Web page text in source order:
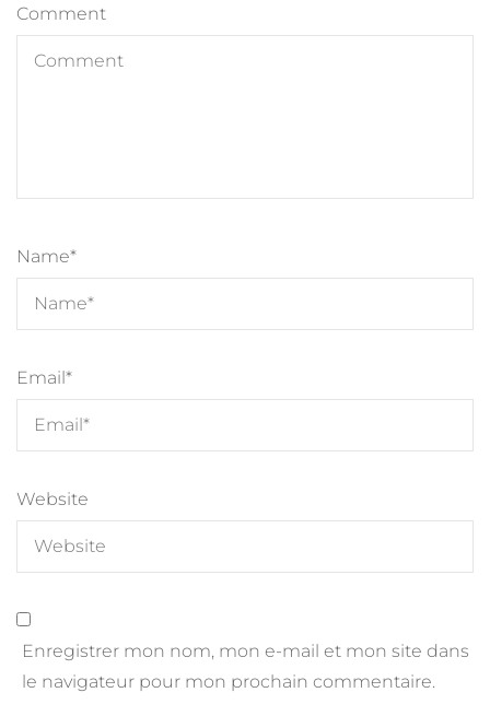
Comment
Name*
Email*
Website
Enregistrer mon nom, mon e-mail et mon site dans
le navigateur pour mon prochain commentaire.